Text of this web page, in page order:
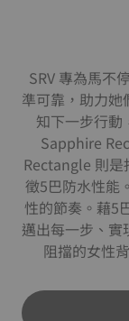
SRV 專為馬不
準可靠，助力
知下一步行動
Sapphire
Rectangle 則是
徵5巴防水性能
性的節奏。藉5
邁出每一步、
阻擋的女性